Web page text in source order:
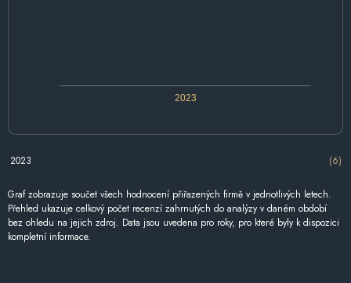
2023
2023 (6)
Graf zobrazuje součet všech hodnocení přiřazených firmě v jednotlivých letech.
Přehled ukazuje celkový počet recenzí zahrnutých do analýzy v daném období
bez ohledu na jejich zdroj. Data jsou uvedena pro roky, pro které byly k dispozici
kompletní informace.